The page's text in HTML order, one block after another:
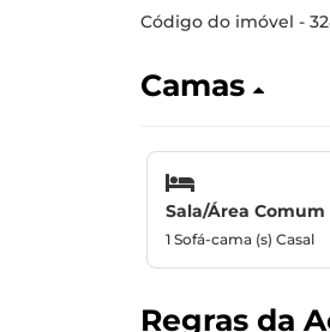
Código do imóvel -
Camas
Sala/Área Comum
1 Sofá-cama (s) Casal
Regras da